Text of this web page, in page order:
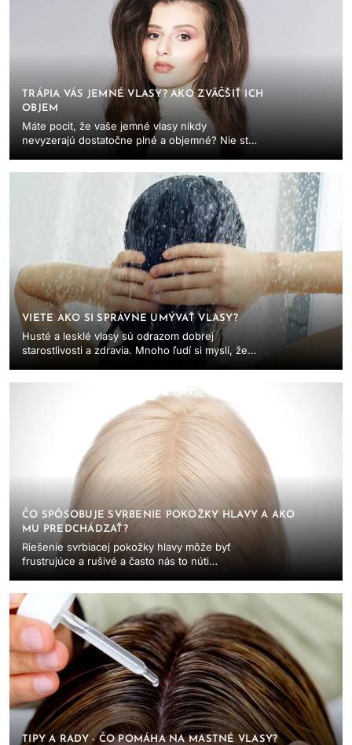
TRÁPIA VÁS JEMNÉ VLASY? AKO ZVÄČŠIŤ ICH
OBJEM
Máte pocit, že vaše jemné vlasy nikdy
nevyzerajú dostatočne plné a objemné? Nie ste
VIETE AKO SI SPRÁVNE UMÝVAŤ VLASY?
Husté a lesklé vlasy sú odrazom dobrej
starostlivosti a zdravia. Mnoho ľudí si myslí, že
ČO SPÔSOBUJE SVRBENIE POKOŽKY HLAVY A AKO
MU PREDCHÁDZAŤ?
Riešenie svrbiacej pokožky hlavy môže byť
frustrujúce a rušivé a často nás to núti
TIPY A RADY - ČO POMÁHA NA MASTNÉ VLASY?